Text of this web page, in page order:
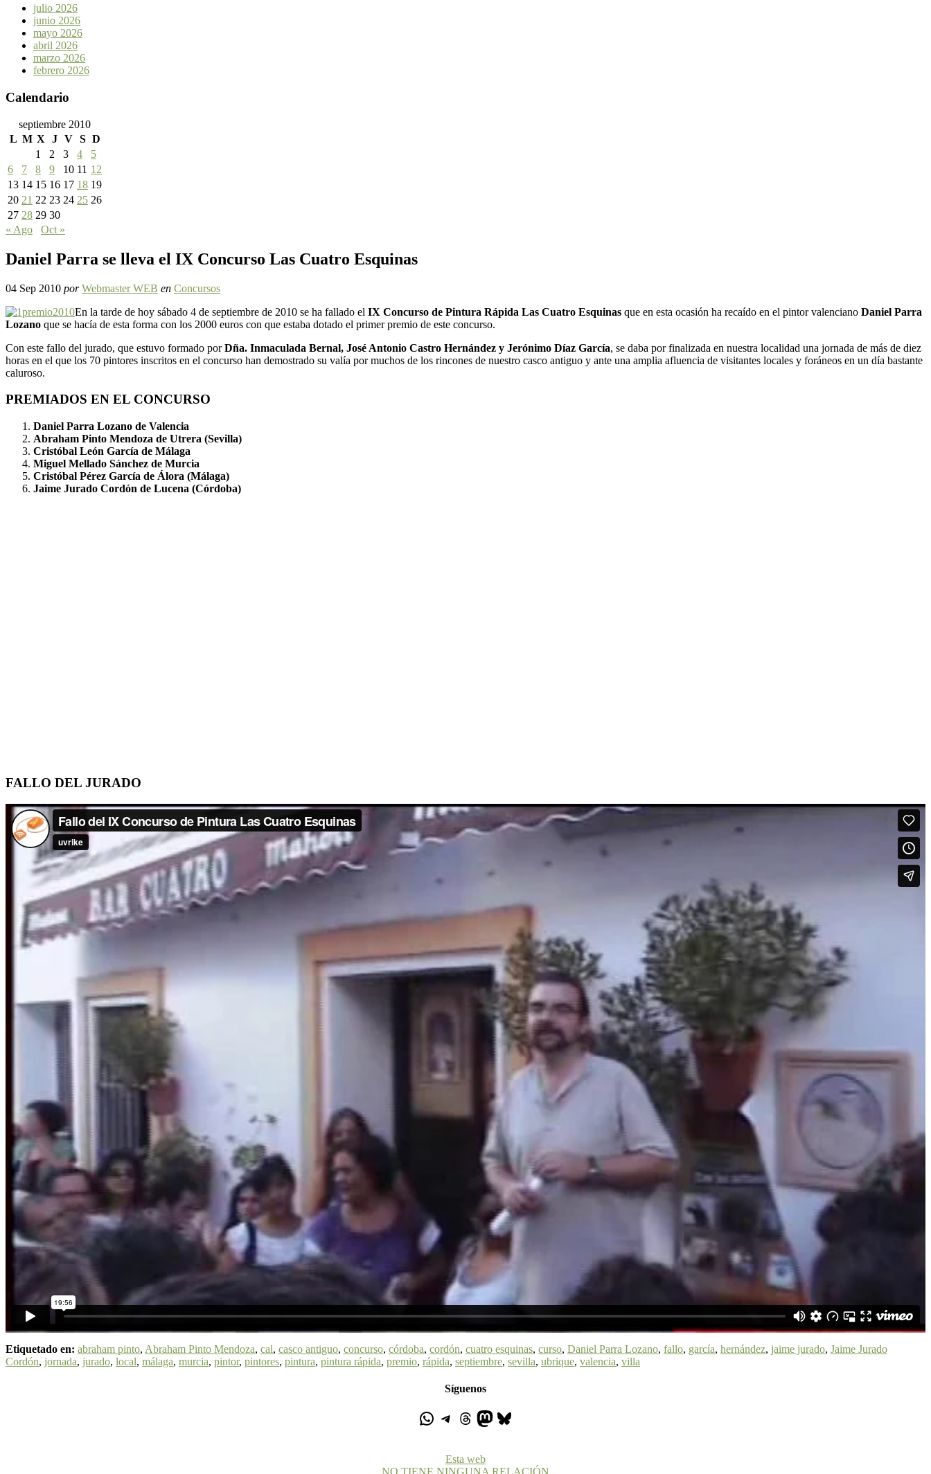
julio 2026
junio 2026
mayo 2026
abril 2026
marzo 2026
febrero 2026
Calendario
septiembre 2010
L M X J V S D
1
2 3 4
5
6
7 8 9 10 11 12
13 14 15 16 17 18 19
20 21 22 23 24 25 26
27 28 29 30
« Ago
Oct »
Daniel Parra se lleva el IX Concurso Las Cuatro Esquinas
04 Sep 2010 por Webmaster WEB en Concursos
En la tarde de hoy sábado 4 de septiembre de 2010 se ha fallado el IX Concurso de Pintura Rápida Las Cuatro Esquinas que en esta ocasión ha recaído en el pintor valenciano Daniel Parra
Lozano que se hacía de esta forma con los 2000 euros con que estaba dotado el primer premio de este concurso.
Con este fallo del jurado, que estuvo formado porDña. Inmaculada Bernal, José Antonio Castro Hernández y Jerónimo Díaz García, se daba por finalizada en nuestra localidad una jornada de más de diez
horas en el que los 70 pintores inscritos en el concurso han demostrado su valía por muchos de los rincones de nuestro casco antiguo y ante una amplia afluencia de visitantes locales y foráneos en un día bastante
caluroso.
PREMIADOS EN EL CONCURSO
Daniel Parra Lozano de Valencia
Abraham Pinto Mendoza de Utrera (Sevilla)
Cristóbal León García de Málaga
Miguel Mellado Sánchez de Murcia
Cristóbal Pérez García de Álora (Málaga)
Jaime Jurado Cordón de Lucena (Córdoba)
FALLO DEL JURADO
Etiquetado en: abraham pinto, Abraham Pinto Mendoza, cal, casco antiguo, concurso, córdoba, cordón, cuatro esquinas, curso, Daniel Parra Lozano, fallo, garcía, hernández, jaime jurado, Jaime Jurado
Cordón, jornada, jurado, local, málaga, murcia, pintor, pintores, pintura, pintura rápida, premio, rápida, septiembre, sevilla, ubrique, valencia, villa
Síguenos
Esta web
NO TIENE NINGUNA RELACIÓN